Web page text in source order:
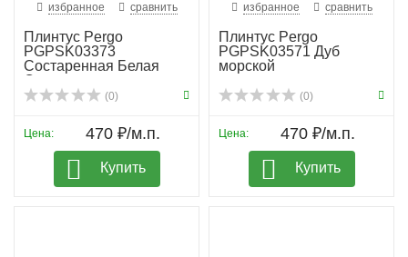
избранное сравнить
Плинтус Pergo
PGPSK03373
Состаренная Белая
Сосна
(0)
Цена: 470 ₽/м.п.
Купить
избранное сравнить
Плинтус Pergo
PGPSK03571 Дуб
морской
(0)
Цена: 470 ₽/м.п.
Купить